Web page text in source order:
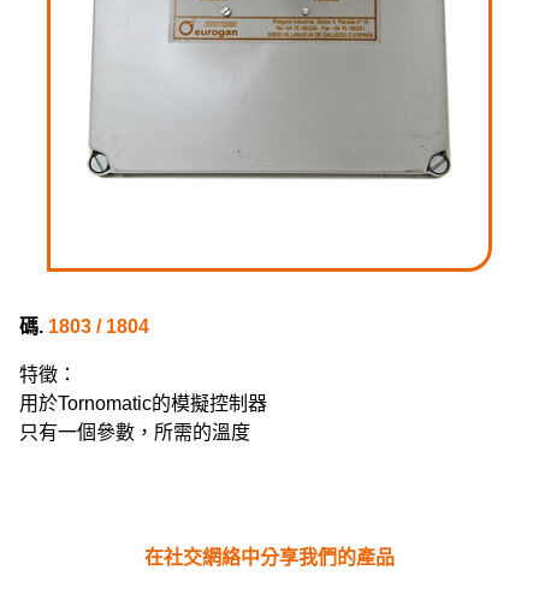
碼. 1803 / 1804
特徵：
用於Tornomatic的模擬控制器
只有一個參數，所需的溫度
在社交網絡中分享我們的產品